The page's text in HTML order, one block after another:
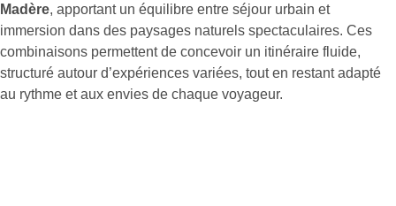
Madère, apportant un équilibre entre séjour urbain et
immersion dans des paysages naturels spectaculaires. Ces
combinaisons permettent de concevoir un itinéraire fluide,
structuré autour d’expériences variées, tout en restant adapté
au rythme et aux envies de chaque voyageur.